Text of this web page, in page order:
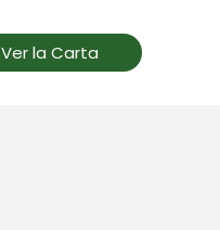
Ver la Carta